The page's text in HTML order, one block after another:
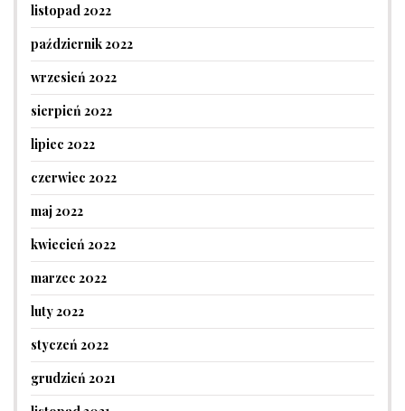
listopad 2022
październik 2022
wrzesień 2022
sierpień 2022
lipiec 2022
czerwiec 2022
maj 2022
kwiecień 2022
marzec 2022
luty 2022
styczeń 2022
grudzień 2021